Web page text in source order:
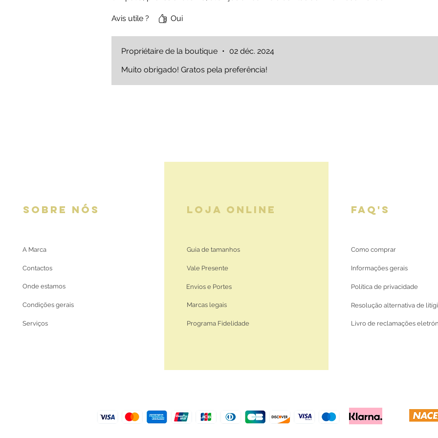
Avis utile ? Oui
Propriétaire de la boutique • 02 déc. 2024
Muito obrigado! Gratos pela preferência!
SOBRE NÓS
A Marca
Contactos
Onde estamos
Condições gerais
Serviços
LOJA ONLINE
Guia de tamanhos
Vale Presente
Envios e Portes
Marcas legais
Programa Fidelidade
FAQ'S
Como comprar
Informações gerais
Política de privacidade
Resolução alternativa de
Livro de reclamações